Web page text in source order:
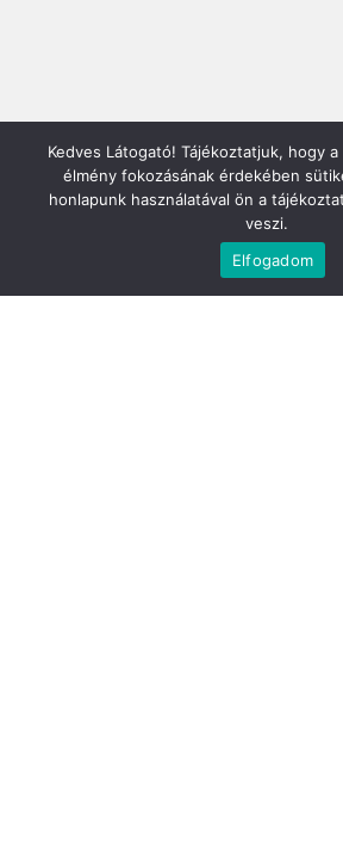
Mirland Lakberendezési Áruház:
7100 Szekszárd, Fáy András u. 29
H-P 9-17:30 Sz: 9-12
Kedves Látogató! Tájékoztatjuk, hogy
élmény fokozásának érdekében
honlapunk használatával ön a
veszi.
Elfogadom